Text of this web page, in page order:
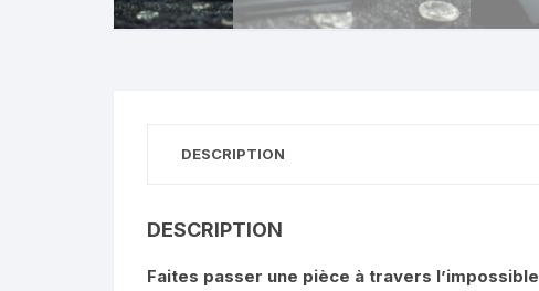
DESCRIPTION
DESCRIPTION
Faites passer une pièce à travers l’impossible